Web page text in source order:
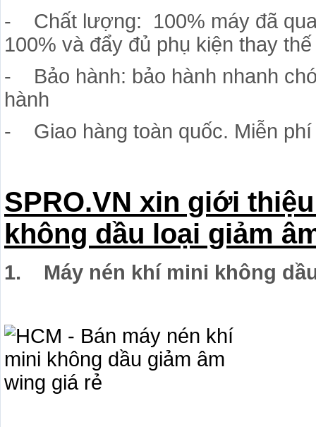
- Chất lượng: 100% máy đã
100% và đẩy đủ phụ kiện thay thế
- Bảo hành: bảo hành nhanh
hành
- Giao hàng toàn quốc. Miễn phí
SPRO.VN xin giới
không dầu loại giảm
1. Máy nén khí mini không